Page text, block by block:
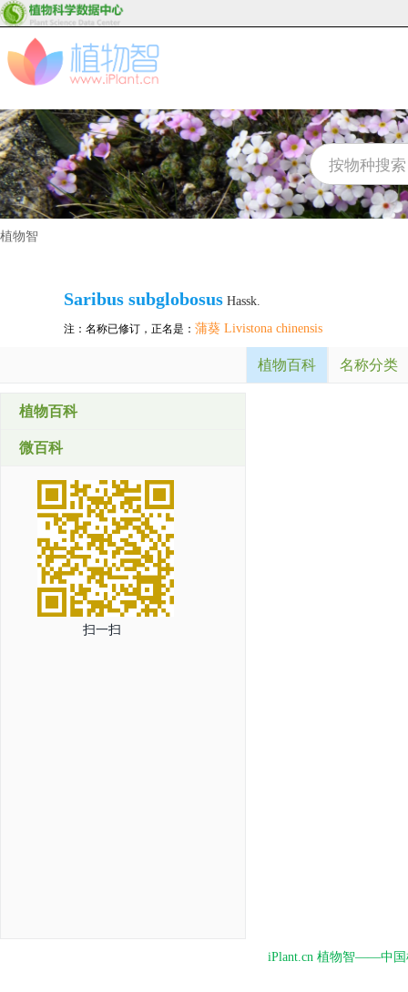
植物智
Saribus subglobosus Hassk.
注：名称已修订，正名是： 蒲葵 Livistona chinensis
植物百科 名称分类
植物百科
微百科
扫一扫
iPlant.cn 植物智——中国